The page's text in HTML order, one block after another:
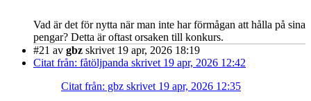
Vad är det för nytta när man inte har förmågan att hålla på sina
pengar? Detta är oftast orsaken till konkurs.
#21 av gbz skrivet 19 apr, 2026 18:19
Citat från: fåtöljpanda skrivet 19 apr, 2026 12:42
Citat från: gbz skrivet 19 apr, 2026 12:35